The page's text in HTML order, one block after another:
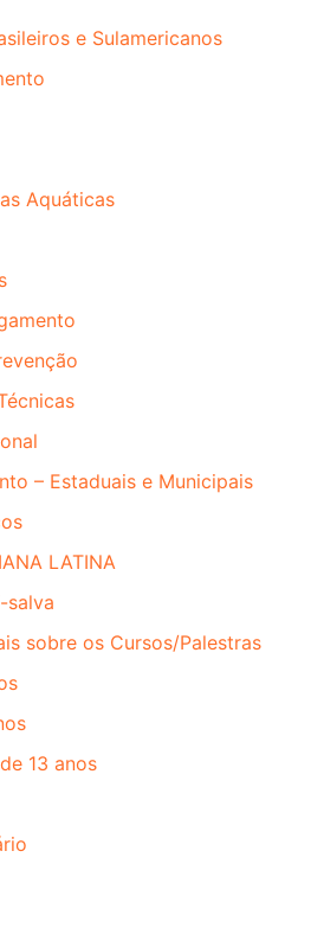
e Sulamericanos
Aquáticas
– Estaduais e Municipais
LATINA
salva
sobre os Cursos/Palestras
13 anos